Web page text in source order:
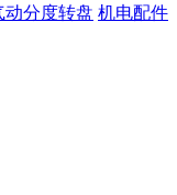
动分度转盘 机电配件